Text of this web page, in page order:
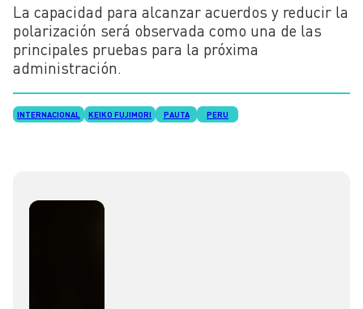
La capacidad para alcanzar acuerdos y reducir la
polarización será observada como una de las
principales pruebas para la próxima
administración.
INTERNACIONAL KEIKO FUJIMORI PAUTA PERU